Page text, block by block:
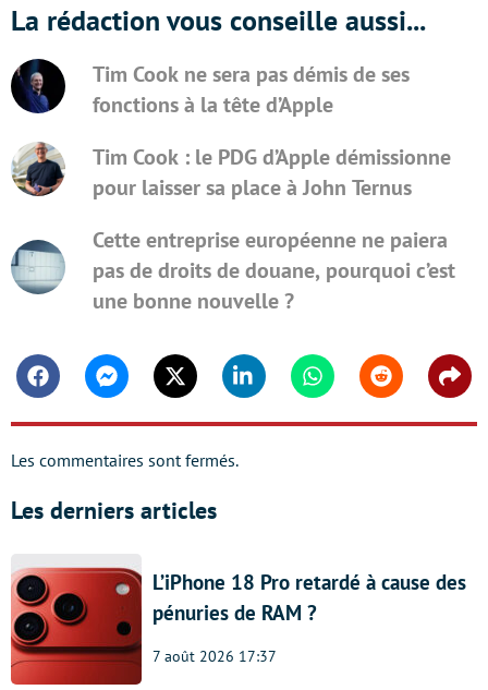
La rédaction vous conseille aussi...
Tim Cook ne sera pas démis de ses
fonctions à la tête d’Apple
Tim Cook : le PDG d’Apple démissionne
pour laisser sa place à John Ternus
Cette entreprise européenne ne paiera
pas de droits de douane, pourquoi c’est
une bonne nouvelle ?
FacebookMessengerTwitter Linkedin WhatsappReddit
Les commentaires sont fermés.
Les derniers articles
L’iPhone 18 Pro retardé à cause des
pénuries de RAM ?
7 août 2026 17:37